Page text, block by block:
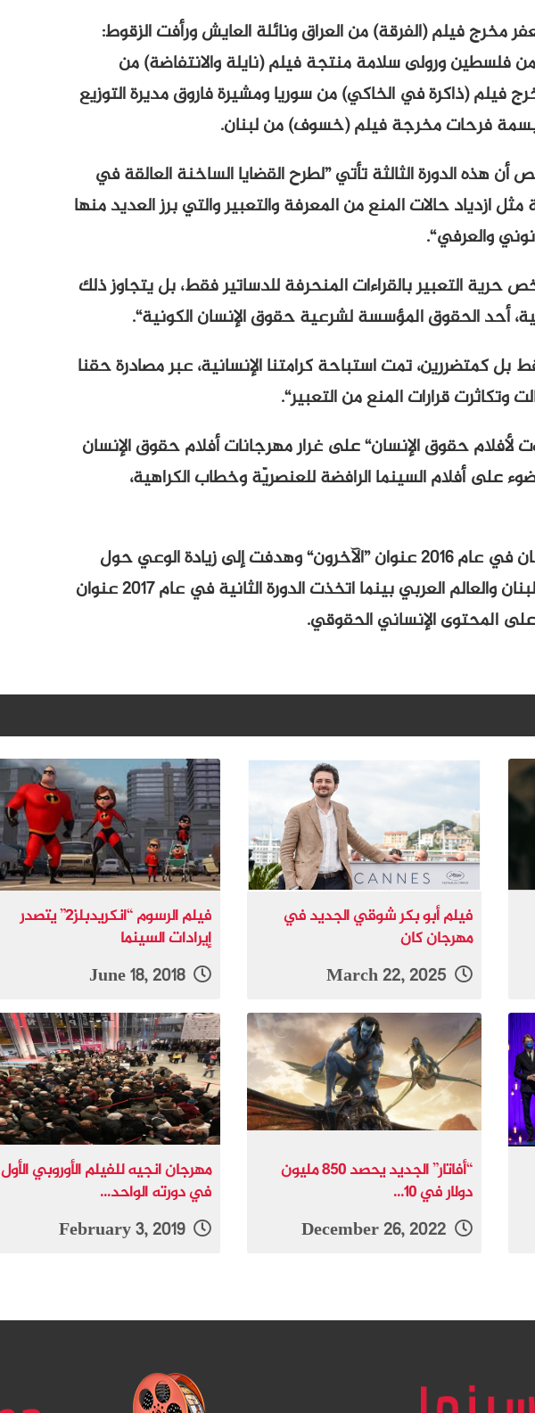
مخرج فيلم (الفرقة) من العراق ونائلة العايش ورأفت الزقوط:
من فلسطين ورولى سلامة منتجة فيلم (نايلة والانتفاضة) من
فيلم (ذاكرة في الخاكي) من سوريا ومشيرة فاروق مديرة التوزيع
فرحات مخرجة فيلم (خسوف) من لبنان.
هذه الدورة الثالثة تأتي ”لطرح القضايا الساخنة العالقة في
ازدياد حالات المنع من المعرفة والتعبير والتي برز العديد منها
والعرفي“.
حرية التعبير بالقراءات المنحرفة للدساتير فقط، بل يتجاوز ذلك
أحد الحقوق المؤسسة لشرعية حقوق الإنسان الكونية“.
بل كمتضررين، تمت استباحة كرامتنا الإنسانية، عبر مصادرة حقنا
وتكاثرت قرارات المنع من التعبير“.
لأفلام حقوق الإنسان“ على غرار مهرجانات أفلام حقوق الإنسان
على أفلام السينما الرافضة للعنصريّة وخطاب الكراهية،
حملت الدورة الأولى من المهرجان في عام 2016 عنوان ”الآخرون“ وهدفت إلى زيادة الوعي حول
حقوق اللاجئين والأقليات في لبنان والعالم العربي بينما اتخذت الدورة الثانية في عام 2017 عنوان
المحتوى الإنساني الحقوقي.
فيلم أبو بكر شوقي الجديد في
مهرجان كان
March 22, 2025
فيلم الرسوم “انكريدبلز2” يتصدر
إيرادات السينما
June 18, 2018
“أفاتار” الجديد يحصد 850 مليون
دولار في 10...
December 26, 2022
مهرجان انجيه للفيلم الأوروبي الأول
في دورته الواحد...
February 3, 2019